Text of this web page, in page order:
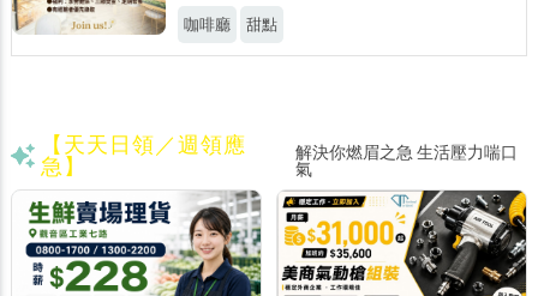
咖啡廳 甜點
【天天日領／週領應
急】
解決你燃眉之急 生活壓力喘口
氣